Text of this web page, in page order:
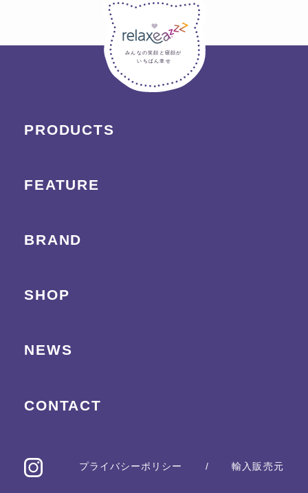
みんなの笑顔と寝顔が
いちばん幸せ
PRODUCTS
FEATURE
BRAND
SHOP
NEWS
CONTACT
プライバシーポリシー / 輸入販売元